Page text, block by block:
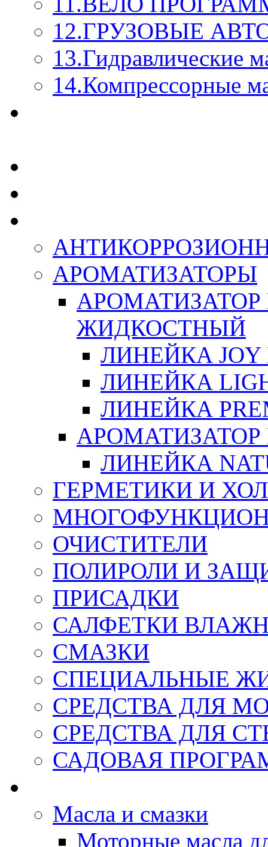
12.ГРУЗОВЫЕ
13.Гидравлические
14.Компрессорные
АРОМАТИЗАТОРЫ
ЖИДКОСТНЫЙ
ЛИНЕЙКА JOY
ЛИНЕЙКА
ЛИНЕЙКА
ЛИНЕЙКА
ГЕРМЕТИКИ И
ОЧИСТИТЕЛИ
ПОЛИРОЛИ И
ПРИСАДКИ
САЛФЕТКИ
СМАЗКИ
СПЕЦИАЛЬНЫЕ
СРЕДСТВА ДЛЯ
СРЕДСТВА ДЛЯ
САДОВАЯ
Масла и смазки
Моторные масла